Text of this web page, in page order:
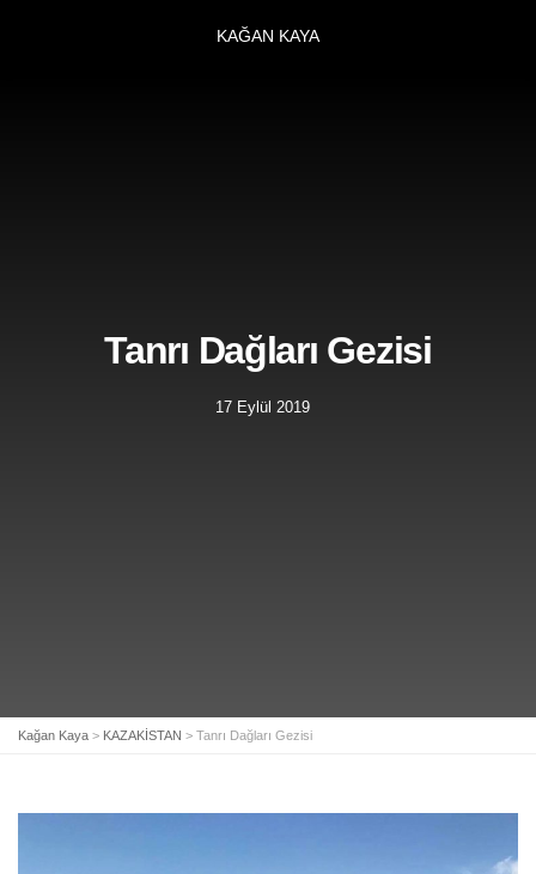
KAĞAN KAYA
Tanrı Dağları Gezisi
17 Eylül 2019
Kağan Kaya > KAZAKİSTAN > Tanrı Dağları Gezisi